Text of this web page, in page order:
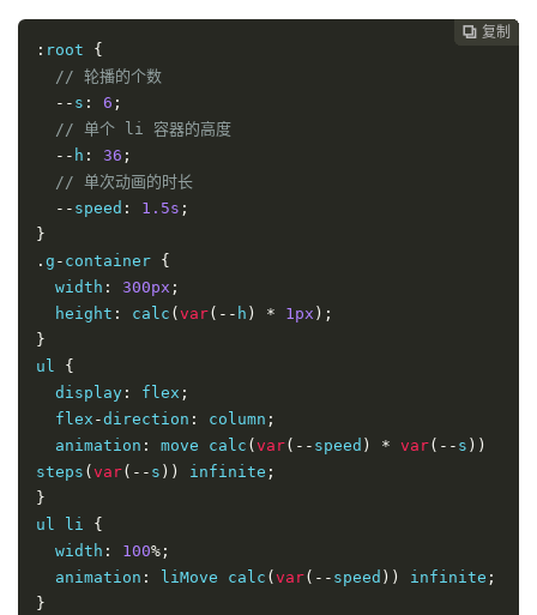
 复制
 复制
 复制
 复制
 复制
 复制
: root {
// 轮播的个数
-- s : 6 ;
// 单个 li 容器的高度
-- h : 36 ;
// 单次动画的时长
-- speed : 1.5s ;
}
. g - container {
width : 300px ;
height : calc ( var(-- h ) * 1px );
}
ul {
display : flex ;
flex -direction : column ;
animation : move calc ( var(-- speed ) * var(-- s ))
steps ( var(-- s )) infinite ;
}
ul li {
width : 100%;
animation : liMove calc ( var(-- speed )) infinite ;
}